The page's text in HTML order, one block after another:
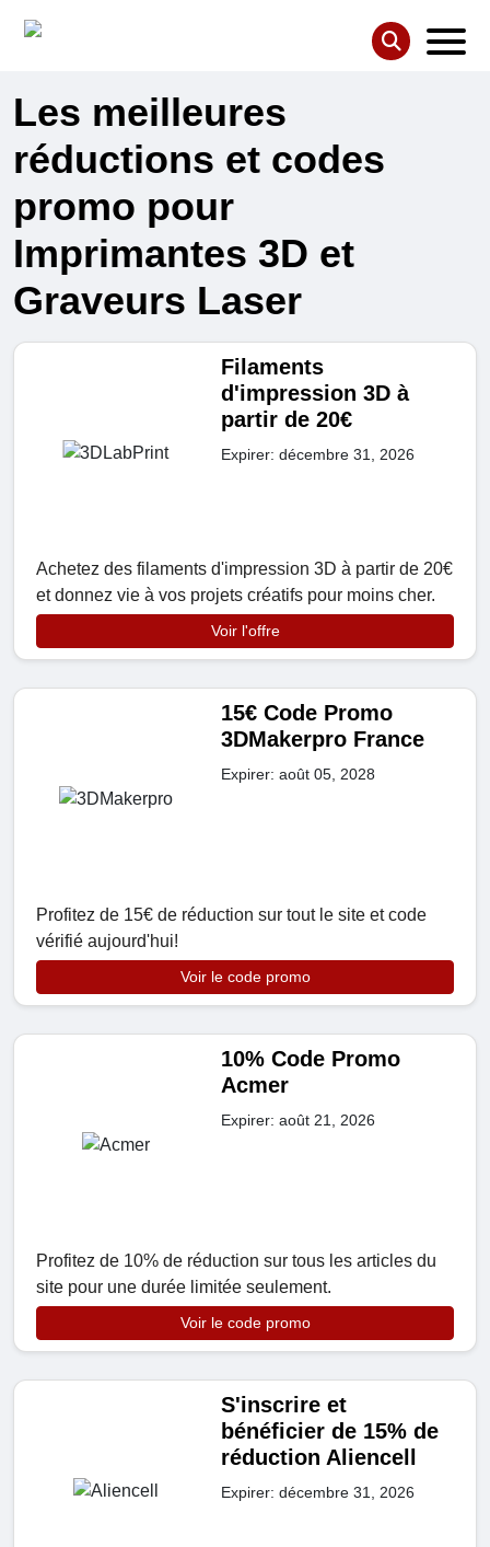
Les meilleures
réductions et codes
promo pour
Imprimantes 3D et
Graveurs Laser
Filaments
d'impression 3D à
partir de 20€
Expirer: décembre 31, 2026
Achetez des filaments d'impression 3D à partir de 20€
et donnez vie à vos projets créatifs pour moins cher.
Voir l'offre
15€ Code Promo
3DMakerpro France
Expirer: août 05, 2028
Profitez de 15€ de réduction sur tout le site et code
vérifié aujourd'hui!
Voir le code promo
10% Code Promo
Acmer
Expirer: août 21, 2026
Profitez de 10% de réduction sur tous les articles du
site pour une durée limitée seulement.
Voir le code promo
S'inscrire et
bénéficier de 15% de
réduction Aliencell
Expirer: décembre 31, 2026